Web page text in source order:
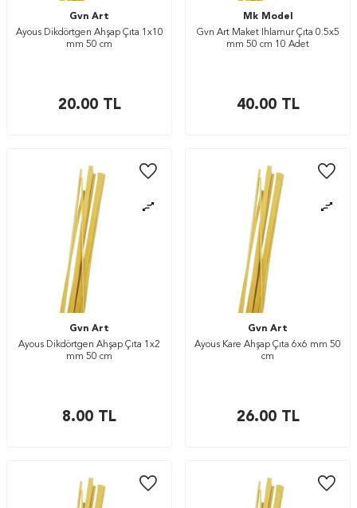
Gvn Art
Ayous Dikdörtgen Ahşap Çıta 1x10
mm 50 cm
20.00TL
Mk Model
Gvn Art Maket Ihlamur Çıta 0.5x5
mm 50 cm 10 Adet
40.00TL
Gvn Art
Ayous Dikdörtgen Ahşap Çıta 1x2
mm 50 cm
8.00 TL
Gvn Art
Ayous Kare Ahşap Çıta 6x6 mm 50
cm
26.00TL